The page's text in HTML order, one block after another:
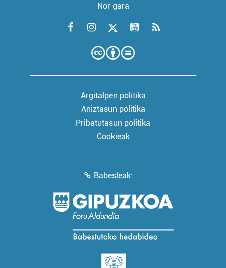
Nor gara
Argitalpen politika
Aniztasun politika
Pribatutasun politika
Cookieak
Babesleak: